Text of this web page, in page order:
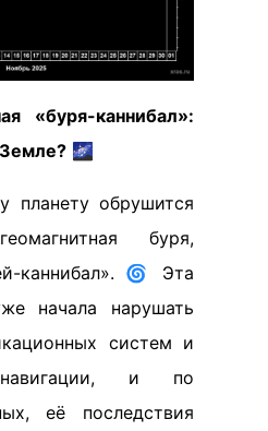
«буря-каннибал»:
🌌
планету обрушится
буря,
каннибал». 🌀 Эта
начала нарушать
систем и
навигации, и по
её последствия